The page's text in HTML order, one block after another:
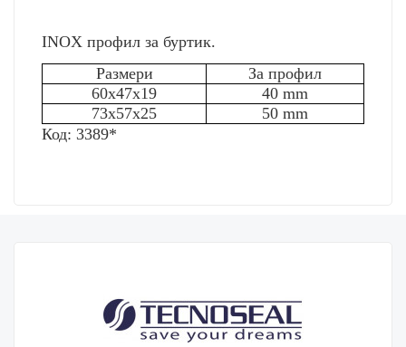
INOX профил за буртик.
Размери
За профил
60x47x19
40 mm
73x57x25
50 mm
Код: 3389*